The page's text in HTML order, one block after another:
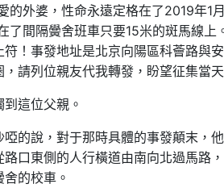
的外婆，性命永遠定格在了2019年1
了間隔黌舍班車只要15米的斑馬線
！事發地址是北京向陽區科薈路與安
請列位親友代我轉發，盼望征集當
這位父親。
啞的說，對于那時具體的事發顛末，
口東側的人行橫道由南向北過馬路
舍的校車。